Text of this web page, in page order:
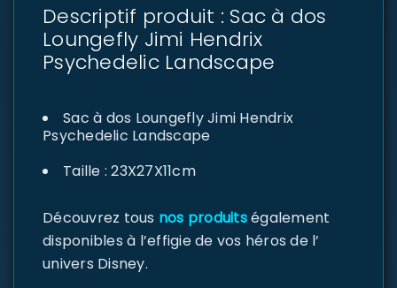
Descriptif produit : Sac à dos
Loungefly Jimi Hendrix
Psychedelic Landscape
Sac à dos Loungefly Jimi Hendrix
Psychedelic Landscape
Taille : 23X27X11cm
Découvrez tous nos produitségalement
disponibles à l’effigie de vos héros de l’
univers Disney.